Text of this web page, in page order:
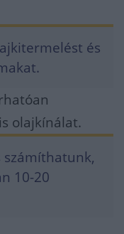
és
olajkínálat.
számíthatunk,
10-20